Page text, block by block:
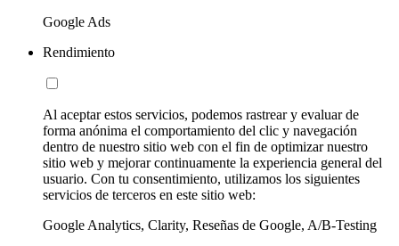
Google Ads
Rendimiento
Al aceptar estos servicios, podemos rastrear y evaluar de
forma anónima el comportamiento del clic y navegación
dentro de nuestro sitio web con el fin de optimizar nuestro
sitio web y mejorar continuamente la experiencia general del
usuario. Con tu consentimiento, utilizamos los siguientes
servicios de terceros en este sitio web:
Google Analytics, Clarity, Reseñas de Google, A/B-Testing